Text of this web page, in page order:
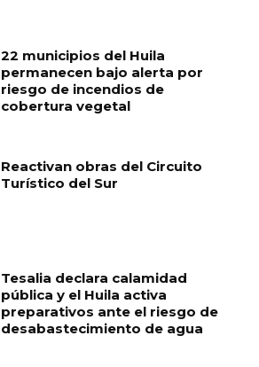
22 municipios del Huila
permanecen bajo alerta por
riesgo de incendios de
cobertura vegetal
Reactivan obras del Circuito
Turístico del Sur
Tesalia declara calamidad
pública y el Huila activa
preparativos ante el riesgo de
desabastecimiento de agua